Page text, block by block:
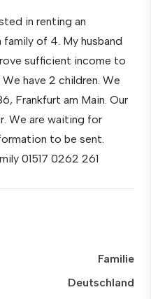
in renting an
of 4. My husband
sufficient income to
have 2 children. We
Frankfurt am Main. Our
We are waiting for
to be sent.
01517 0262 261
Familie
Deutschland